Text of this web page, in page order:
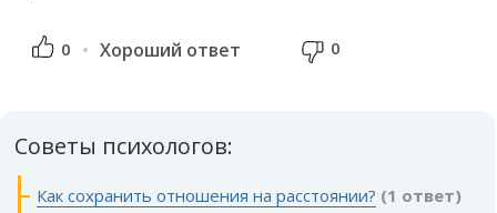
0 Хороший ответ 0
Советы психологов:
Как сохранить отношения на расстоянии? (1 ответ)